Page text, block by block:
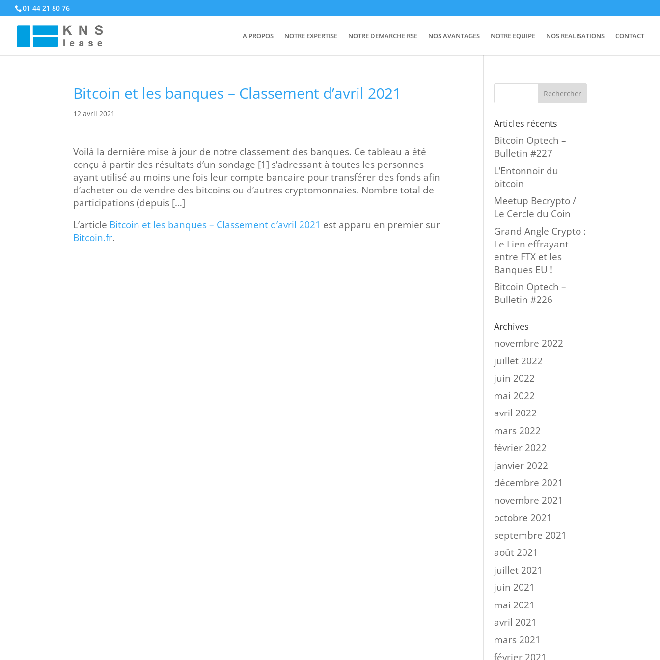
01 44 21 80 76
A PROPOS NOTRE EXPERTISE NOTRE DEMARCHE RSE NOS AVANTAGES NOTRE EQUIPE NOS REALISATIONS CONTACT
Bitcoin et les banques – Classement d’avril 2021
12 avril 2021
Voilà la dernière mise à jour de notre classement des banques. Ce tableau a été
conçu à partir des résultats d’un sondage [1] s’adressant à toutes les personnes
ayant utilisé au moins une fois leur compte bancaire pour transférer des fonds afin
d’acheter ou de vendre des bitcoins ou d’autres cryptomonnaies. Nombre total de
participations (depuis […]
L’article Bitcoin et les banques – Classement d’avril 2021 est apparu en premier sur
Bitcoin.fr.
Articles récents
Bitcoin Optech –
Bulletin #227
L’Entonnoir du
bitcoin
Meetup Becrypto /
Le Cercle du Coin
Grand Angle Crypto :
Le Lien effrayant
entre FTX et les
Banques EU !
Bitcoin Optech –
Bulletin #226
Archives
novembre 2022
juillet 2022
juin 2022
mai 2022
avril 2022
mars 2022
février 2022
janvier 2022
décembre 2021
novembre 2021
octobre 2021
septembre 2021
août 2021
juillet 2021
juin 2021
mai 2021
avril 2021
mars 2021
février 2021